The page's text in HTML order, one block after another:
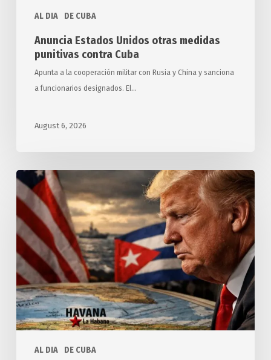
AL DIA DE CUBA
Anuncia Estados Unidos otras medidas
punitivas contra Cuba
Apunta a la cooperación militar con Rusia y China y sanciona
a funcionarios designados. El…
August 6, 2026
AL DIA DE CUBA
Exigen
relatores
expertos
de
ONU
a
Estados
Unidos
cesar
contra